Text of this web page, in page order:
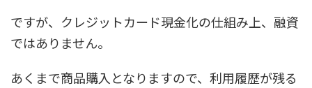
ですが、クレジットカード現金化の仕組み上、融資
ではありません。
あくまで商品購入となりますので、利用履歴が残る